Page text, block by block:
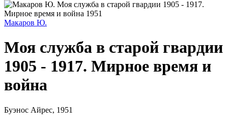
Макаров Ю.
Моя служба в старой гвардии
1905 - 1917. Мирное время и
война
Буэнос Айрес, 1951